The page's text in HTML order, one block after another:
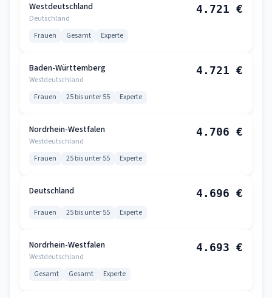
Westdeutschland
Deutschland
4.721 €
Frauen Gesamt Experte
Baden-Württemberg
Westdeutschland
4.721 €
Frauen 25 bis unter 55 Experte
Nordrhein-Westfalen
Westdeutschland
4.706 €
Frauen 25 bis unter 55 Experte
Deutschland 4.696 €
Frauen 25 bis unter 55 Experte
Nordrhein-Westfalen
Westdeutschland
4.693 €
Gesamt Gesamt Experte